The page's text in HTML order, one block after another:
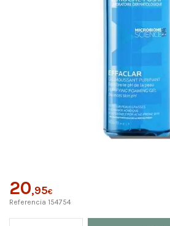
20,95€
Referencia 154754